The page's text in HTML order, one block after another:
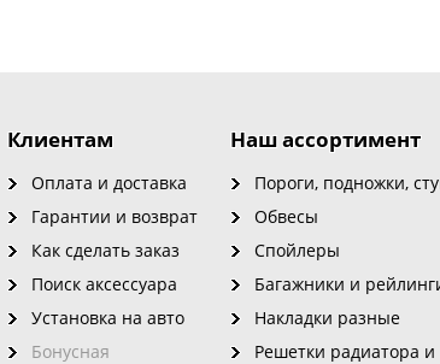
Наш ассортимент
Пороги, подножки,
Обвесы
Спойлеры
Багажники и
Накладки разные
Решетки радиатора и
Клиентам
Оплата и доставка
Гарантии и возврат
Как сделать заказ
Поиск аксессуара
Установка на авто
Бонусная